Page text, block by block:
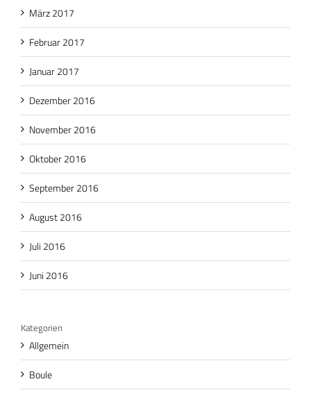
März 2017
Februar 2017
Januar 2017
Dezember 2016
November 2016
Oktober 2016
September 2016
August 2016
Juli 2016
Juni 2016
Kategorien
Allgemein
Boule